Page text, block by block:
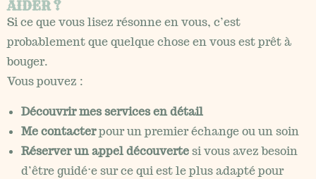
AIDER ?
Si ce que vous lisez résonne en vous, c’est
probablement que quelque chose en vous est prêt à
bouger.
Vous pouvez :
Découvrir mes services en détail
Me contacterpour un premier échange ou un soin
Réserver un appel découvertesi vous avez besoin
d’être guidé·e sur ce qui est le plus adapté pour